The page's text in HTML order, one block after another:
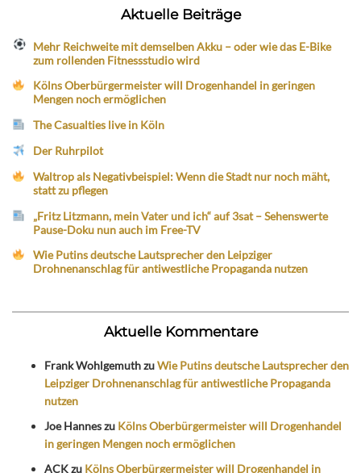
Aktuelle Beiträge
Mehr Reichweite mit demselben Akku – oder wie das E-Bike
zum rollenden Fitnessstudio wird
Kölns Oberbürgermeister will Drogenhandel in geringen
Mengen noch ermöglichen
The Casualties live in Köln
Der Ruhrpilot
Waltrop als Negativbeispiel: Wenn die Stadt nur noch mäht,
statt zu pflegen
„Fritz Litzmann, mein Vater und ich“ auf 3sat – Sehenswerte
Pause-Doku nun auch im Free-TV
Wie Putins deutsche Lautsprecher den Leipziger
Drohnenanschlag für antiwestliche Propaganda nutzen
Aktuelle Kommentare
Frank WohlgemuthzuWie Putins deutsche Lautsprecher den
Leipziger Drohnenanschlag für antiwestliche Propaganda
nutzen
Joe Hanneszu Kölns Oberbürgermeister will Drogenhandel
in geringen Mengen noch ermöglichen
ACKzu Kölns Oberbürgermeister will Drogenhandel in